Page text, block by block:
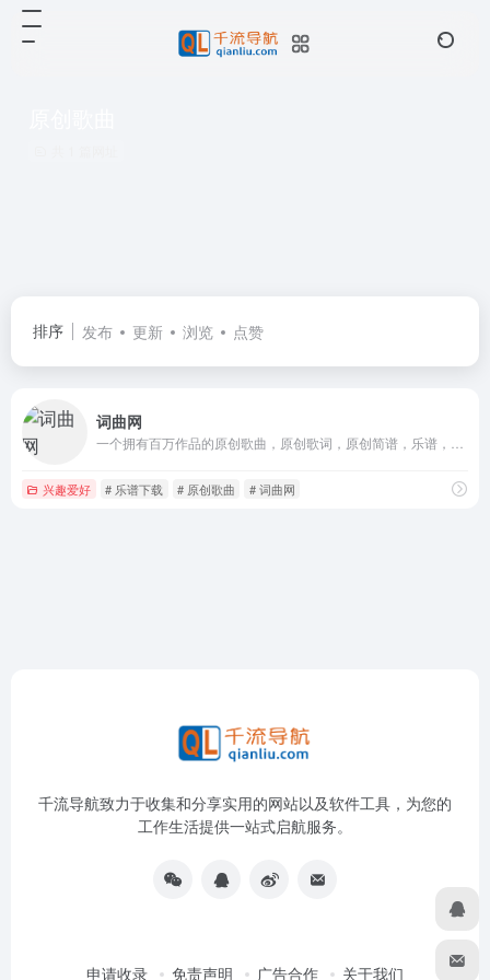
排序 发布 更新 浏览 点赞
词曲网
兴趣爱好 # 乐谱下载 # 原创歌曲 # 词曲网
千流导航致力于收集和分享实用的网站以及软件工具，为您的
工作生活提供一站式启航服务。
申请收录 免责声明 广告合作 关于我们